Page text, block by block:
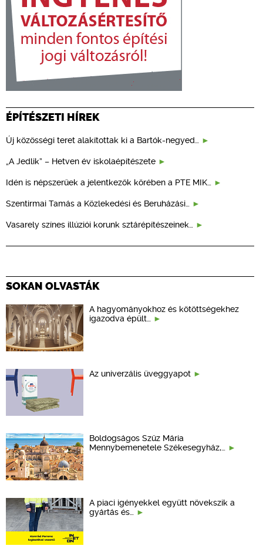
ÉPÍTÉSZETI HÍREK
Új közösségi teret alakítottak ki a Bartók-negyed…
„A Jedlik” – Hetven év iskolaépítészete
Idén is népszerűek a jelentkezők körében a PTE MIK…
Szentirmai Tamás a Közlekedési és Beruházási…
Vasarely színes illúziói korunk sztárépítészeinek…
SOKAN OLVASTÁK
A hagyományokhoz és kötöttségekhez
igazodva épült…
Az univerzális üveggyapot
Boldogságos Szűz Mária
Mennybemenetele Székesegyház,…
A piaci igényekkel együtt növekszik a
gyártás és…